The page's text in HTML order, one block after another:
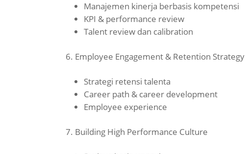
Manajemen kinerja berbasis kompetensi
KPI & performance review
Talent review dan calibration
Employee Engagement & Retention Strategy
Strategi retensi talenta
Career path & career development
Employee experience
Building High Performance Culture